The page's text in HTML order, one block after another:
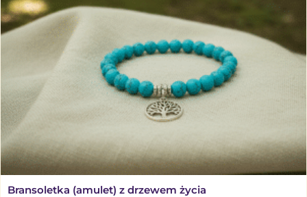
Bransoletka (amulet) z drzewem życia